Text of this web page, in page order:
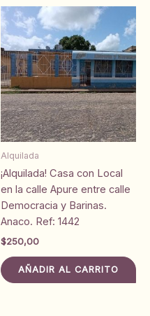
Alquilada
¡Alquilada! Casa con Local
en la calle Apure entre calle
Democracia y Barinas.
Anaco. Ref: 1442
$250,00
AÑADIR AL CARRITO